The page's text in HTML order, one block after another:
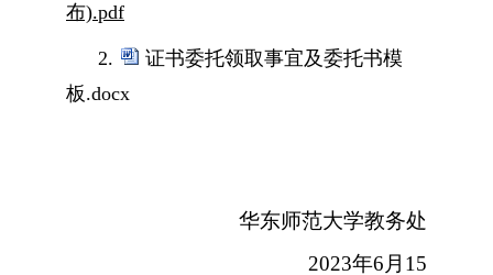
布).pdf
2.
证书委托领取事宜及委托书模
板.docx
华东师范大学教务处
2023年6 月 15